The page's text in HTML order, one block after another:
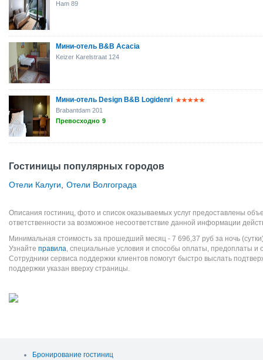
Ham 89
Мини-отель B&B Acacia
Keizer Karelstraat 124
Мини-отель Design B&B Logidenri
Brabantdam 201
Превосходно 9
Гостиницы популярных городов
Отели Калуги Отели Волгограда
Описания гостиниц, фото и список оказываемых услуг предоставлены
ответственности за возможное несоответствие данной информации
Минимальная стоимость за прошедший месяц - 7 696,37 руб за ночь
Узнайте правила, специальные условия и способы оплаты, предоплаты и
Сотрудники сервиса поддержки клиентов помогут быстро выслать
поддержки указан вверху страницы.
Бронирование гостиниц